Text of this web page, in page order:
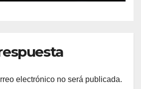
electrónico no será publicada.